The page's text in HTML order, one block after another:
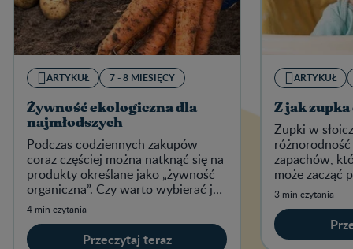
ARTYKUŁ 7 - 8 MIESIĘCY
Żywność ekologiczna dla
najmłodszych
Podczas codziennych zakupów
coraz częściej można natknąć się na
produkty określane jako „żywność
organiczna”. Czy warto wybierać je
dla siebie i swojego maluszka?
4 min czytania
Przeczytaj teraz
ARTYKUŁ
Z jak
Zupki w
zapachów,
może zacząć
miesiącu
3 min czytania